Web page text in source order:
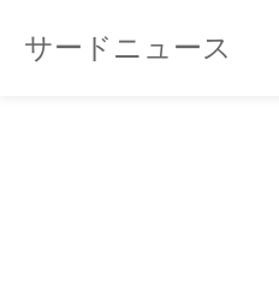
サードニュース